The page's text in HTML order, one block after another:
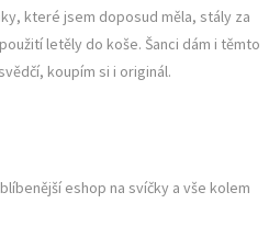
které jsem doposud měla, stály za
letěly do koše. Šanci dám i těmto
koupím si i originál.
eshop na svíčky a vše kolem